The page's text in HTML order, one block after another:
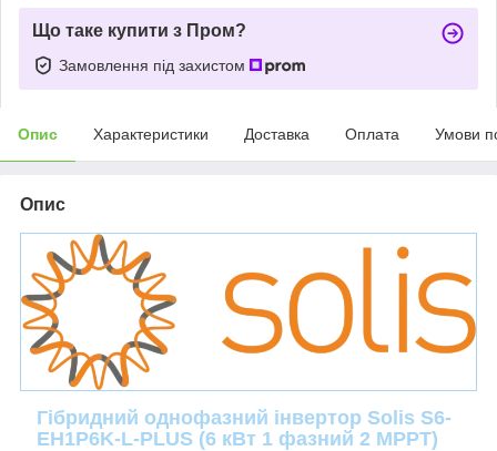
Що таке купити з Пром?
Замовлення під захистом
Опис Характеристики Доставка Оплата Умови
Опис
Гібридний однофазний інвертор Solis S6-
EH1P6K-L-PLUS (6 кВт 1 фазний 2 MPPT)